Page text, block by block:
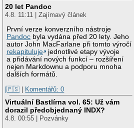
20 let Pandoc
4.8. 11:11 | Zajímavý článek
První verze konverzního nástroje
Pandoc byla vydána před 20 lety. Jeho
autor John MacFarlane při tomto výročí
rekapituluje
jednotlivé etapy vývoje
a přidávání nových funkcí – rozšíření
nejen Markdownu a podporu mnoha
dalších formátů.
|🇵🇸 | Komentářů: 0
Virtuální Bastlírna vol. 65: Už vám
dorazil předobjednaný INDX?
4.8. 00:55 | Pozvánky